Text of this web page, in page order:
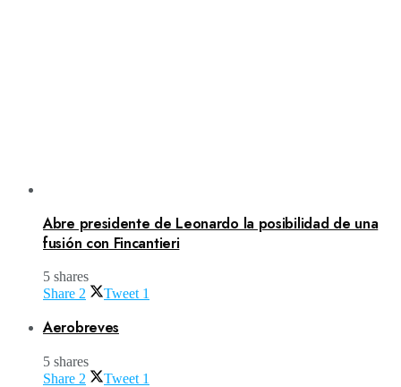
Abre presidente de Leonardo la posibilidad de una
fusión con Fincantieri
5 shares
Share 2 Tweet 1
Aerobreves
5 shares
Share 2 Tweet 1